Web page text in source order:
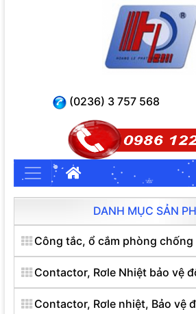
(0236) 3 757 568
DANH MỤC SẢN
Công tắc, ổ cắm phòng
Contactor, Rơle Nhiệt bảo vệ
Contactor, Rơle nhiệt, Bảo vệ